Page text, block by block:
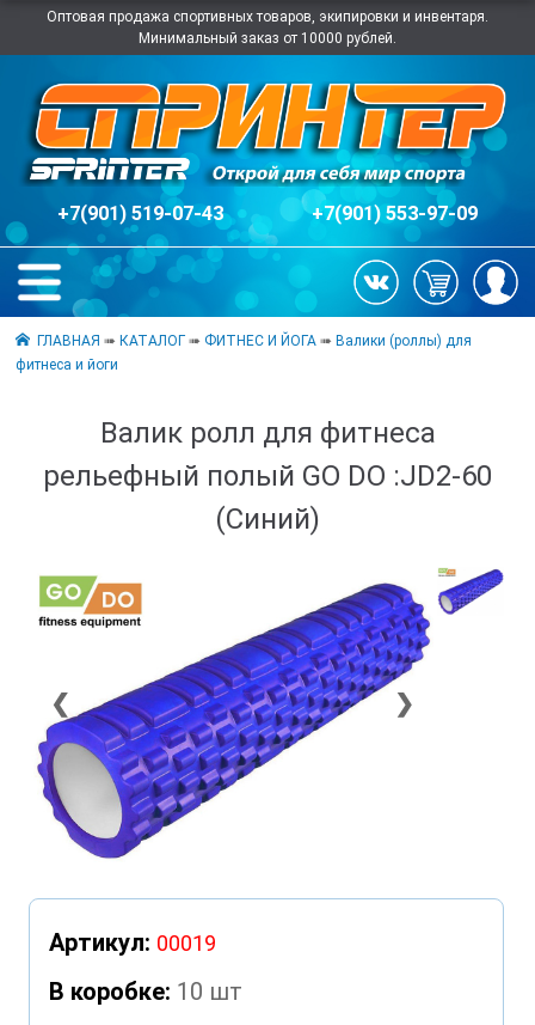
Оптовая продажа спортивных товаров, экипировки и инвентаря.
Минимальный заказ от 10000 рублей.
+7(901) 519-07-43 +7(901) 553-97-09
ГЛАВНАЯ ➠КАТАЛОГ ➠ ФИТНЕС И ЙОГА ➠Валики (роллы) для
фитнеса и йоги
Валик ролл для фитнеса
рельефный полый GO DO :JD2-60
(Синий)
❮ ❯
Артикул: 00019
В коробке: 10 шт